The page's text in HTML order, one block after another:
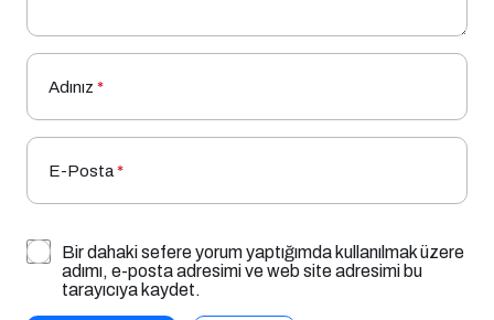
Adınız *
E-Posta*
Bir dahaki sefere yorum yaptığımda kullanılmak üzere
adımı, e-posta adresimi ve web site adresimi bu
tarayıcıya kaydet.